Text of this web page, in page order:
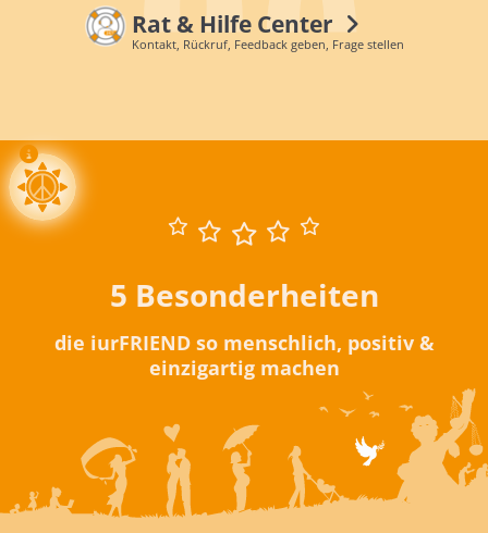
Rat & Hilfe Center
Kontakt, Rückruf, Feedback geben, Frage stellen
5 Besonderheiten
die iurFRIEND so menschlich, positiv &
einzigartig machen